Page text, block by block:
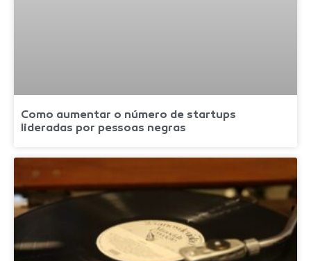
Como aumentar o número de startups
lideradas por pessoas negras